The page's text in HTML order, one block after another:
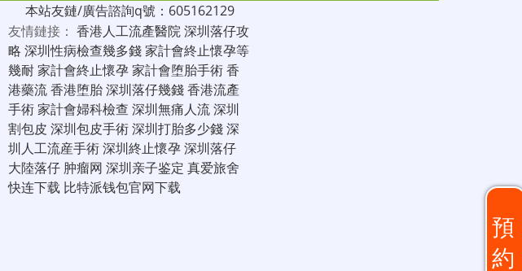
預
約
本站友鏈/廣告諮詢q號：605162129
友情鏈接： 香港人工流產醫院深圳落仔攻
略 深圳性病檢查幾多錢家計會終止懷孕等
幾耐家計會終止懷孕家計會堕胎手術香
港藥流香港堕胎深圳落仔幾錢香港流產
手術家計會婦科檢查 深圳無痛人流深圳
割包皮 深圳包皮手術深圳打胎多少錢深
圳人工流産手術深圳終止懷孕深圳落仔
大陸落仔 肿瘤网 深圳亲子鉴定 真爱旅舍
快连下载 比特派钱包官网下载